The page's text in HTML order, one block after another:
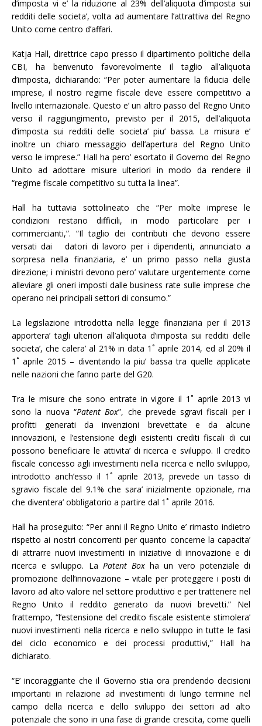
d’imposta vi e’ la riduzione al 23% dell’aliquota d’imposta sui
redditi delle societa’, volta ad aumentare l’attrattiva del Regno
Unito come centro d’affari.
Katja Hall, direttrice capo presso il dipartimento politiche della
CBI, ha benvenuto favorevolmente il taglio all’aliquota
d’imposta, dichiarando: “Per poter aumentare la fiducia delle
imprese, il nostro regime fiscale deve essere competitivo a
livello internazionale. Questo e’ un altro passo del Regno Unito
verso il raggiungimento, previsto per il 2015, dell’aliquota
d’imposta sui redditi delle societa’ piu’ bassa. La misura e’
inoltre un chiaro messaggio dell’apertura del Regno Unito
verso le imprese.” Hall ha pero’ esortato il Governo del Regno
Unito ad adottare misure ulteriori in modo da rendere il
“regime fiscale competitivo su tutta la linea”.
Hall ha tuttavia sottolineato che “Per molte imprese le
condizioni restano difficili, in modo particolare per i
commercianti,”. “Il taglio dei contributi che devono essere
versati dai datori di lavoro per i dipendenti, annunciato a
sorpresa nella finanziaria, e’ un primo passo nella giusta
direzione; i ministri devono pero’ valutare urgentemente come
alleviare gli oneri imposti dalle business rate sulle imprese che
operano nei principali settori di consumo.”
La legislazione introdotta nella legge finanziaria per il 2013
apportera’ tagli ulteriori all’aliquota d’imposta sui redditi delle
societa’, che calera’ al 21% in data 1˚ aprile 2014, ed al 20% il
1˚ aprile 2015 – diventando la piu’ bassa tra quelle applicate
nelle nazioni che fanno parte del G20.
Tra le misure che sono entrate in vigore il 1˚ aprile 2013 vi
sono la nuova “Patent Box”, che prevede sgravi fiscali per i
profitti generati da invenzioni brevettate e da alcune
innovazioni, e l’estensione degli esistenti crediti fiscali di cui
possono beneficiare le attivita’ di ricerca e sviluppo. Il credito
fiscale concesso agli investimenti nella ricerca e nello sviluppo,
introdotto anch’esso il 1˚ aprile 2013, prevede un tasso di
sgravio fiscale del 9.1% che sara’ inizialmente opzionale, ma
che diventera’ obbligatorio a partire dal 1˚ aprile 2016.
Hall ha proseguito: “Per anni il Regno Unito e’ rimasto indietro
rispetto ai nostri concorrenti per quanto concerne la capacita’
di attrarre nuovi investimenti in iniziative di innovazione e di
ricerca e sviluppo. La Patent Box ha un vero potenziale di
promozione dell’innovazione – vitale per proteggere i posti di
lavoro ad alto valore nel settore produttivo e per trattenere nel
Regno Unito il reddito generato da nuovi brevetti.” Nel
frattempo, “l’estensione del credito fiscale esistente stimolera’
nuovi investimenti nella ricerca e nello sviluppo in tutte le fasi
del ciclo economico e dei processi produttivi,” Hall ha
dichiarato.
“E’ incoraggiante che il Governo stia ora prendendo decisioni
importanti in relazione ad investimenti di lungo termine nel
campo della ricerca e dello sviluppo dei settori ad alto
potenziale che sono in una fase di grande crescita, come quelli